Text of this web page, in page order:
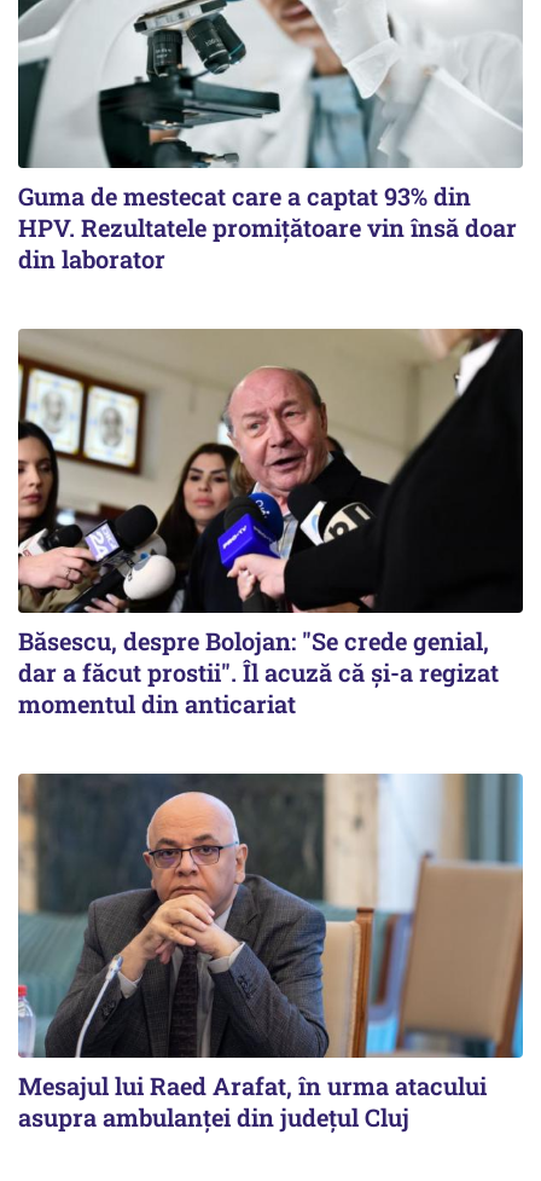
Guma de mestecat care a captat 93% din
HPV. Rezultatele promițătoare vin însă doar
din laborator
Băsescu, despre Bolojan: "Se crede genial,
dar a făcut prostii". Îl acuză că și-a regizat
momentul din anticariat
Mesajul lui Raed Arafat, în urma atacului
asupra ambulanței din județul Cluj